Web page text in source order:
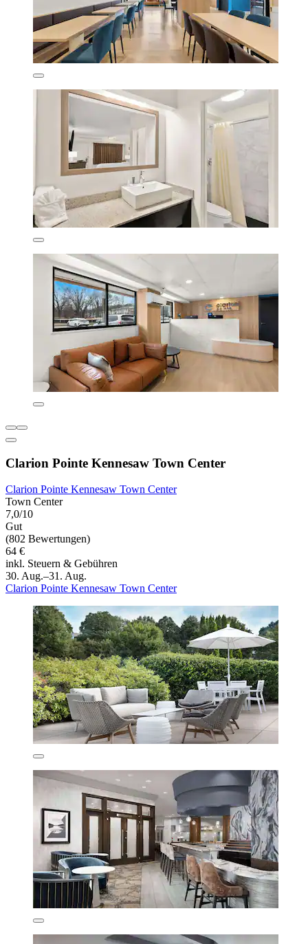
Clarion Pointe Kennesaw Town Center
Clarion Pointe Kennesaw Town Center
Town Center
7,0/10
Gut
(802 Bewertungen)
64 €
inkl. Steuern & Gebühren
30. Aug.–31. Aug.
Clarion Pointe Kennesaw Town Center